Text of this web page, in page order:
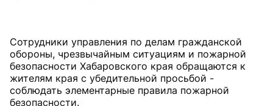
Сотрудники управления по делам гражданской
обороны, чрезвычайным ситуациям и пожарной
безопасности Хабаровского края обращаются к
жителям края с убедительной просьбой -
соблюдать элементарные правила пожарной
безопасности.